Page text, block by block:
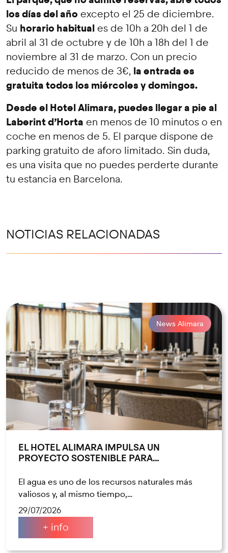
los días del año excepto el 25 de diciembre.
Su horario habitual es de 10h a 20h del 1 de
abril al 31 de octubre y de 10h a 18h del 1 de
noviembre al 31 de marzo. Con un precio
reducido de menos de 3€, la entrada es
gratuita todos los miércoles y domingos.
Desde el Hotel Alimara, puedes llegar a pie al
Laberint d’Horta en menos de 10 minutos o en
coche en menos de 5. El parque dispone de
parking gratuito de aforo limitado. Sin duda,
es una visita que no puedes perderte durante
tu estancia en Barcelona.
NOTICIAS RELACIONADAS
News Alimara
EL HOTEL ALIMARA IMPULSA UN
PROYECTO SOSTENIBLE PARA…
El agua es uno de los recursos naturales más
valiosos y, al mismo tiempo,…
29/07/2026
+ info